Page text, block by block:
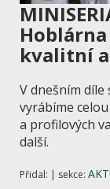
kvalitní
V dnešním
vyrábíme
a profilových
další.
Přidal: | sekce: